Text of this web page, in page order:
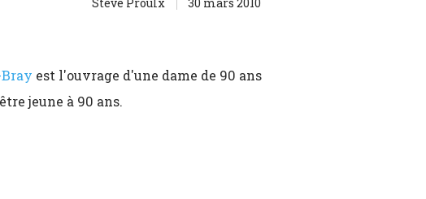
est l'ouvrage d'une dame de 90 ans
jeune à 90 ans.